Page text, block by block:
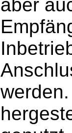
aber